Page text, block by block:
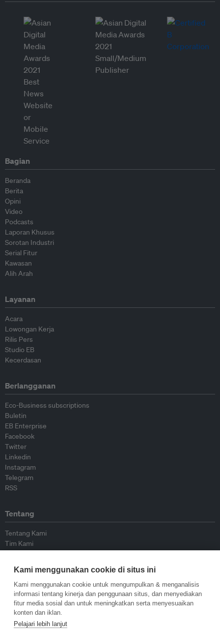
Bagian
Beranda
Berita
Opini
Video
Podcasts
Laporan Khusus
Sorotan Industri
Serial Fitur
Kawasan
Alih Arah
Layanan
Acara
Lowongan Kerja
Rilis Pers
Studio EB
Kecerdasan
Berlangganan
Eco-Business subscriptions
Buletin
EB Enterprise
Facebook
Twitter
Linkedin
Instagram
Telegram
RSS
Tentang
Tentang Kami
Tim Kami
Kontributor
Hubungi Kami
Kebijakan
Kami menggunakan cookie di situs ini
Kami menggunakan cookie untuk mengumpulkan & menganalisis
informasi tentang kinerja dan penggunaan situs, dan menyediakan
fitur media sosial dan untuk meningkatkan serta menyesuaikan
konten dan iklan.
Pelajari lebih lanjut